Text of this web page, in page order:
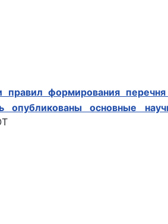
формирования
основные